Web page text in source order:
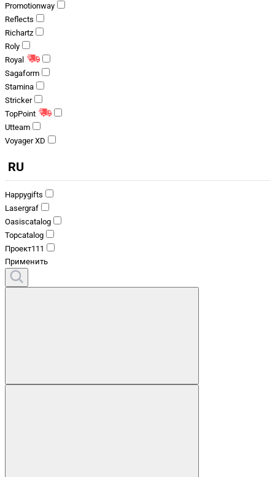
Promotionway
Reflects
Richartz
Roly
Royal
Sagaform
Stamina
Stricker
TopPoint
Utteam
Voyager XD
RU
Happygifts
Lasergraf
Oasiscatalog
Topcatalog
Проект111
Применить